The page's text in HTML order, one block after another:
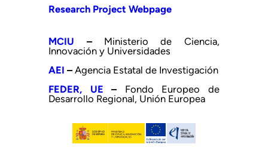
Research Project Webpage
MCIU – Ministerio de Ciencia,
Innovación y Universidades
AEI – Agencia Estatal de Investigación
FEDER, UE
– Fondo Europeo de
Desarrollo Regional, Unión Europea